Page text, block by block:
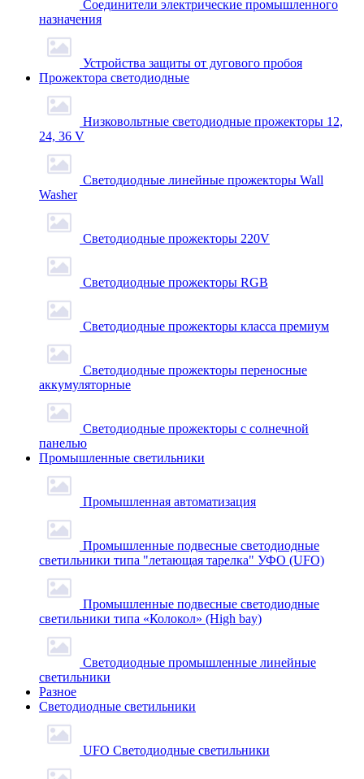
Соединители электрические промышленного
назначения
Устройства защиты от дугового пробоя
Прожектора светодиодные
Низковольтные светодиодные прожекторы 12,
24, 36 V
Светодиодные линейные прожекторы Wall
Washer
Светодиодные прожекторы 220V
Светодиодные прожекторы RGB
Светодиодные прожекторы класса премиум
Светодиодные прожекторы переносные
аккумуляторные
Светодиодные прожекторы с солнечной
панелью
Промышленные светильники
Промышленная автоматизация
Промышленные подвесные cветодиодные
светильники типа "летающая тарелка" УФО (UFO)
Промышленные подвесные cветодиодные
светильники типа «Колокол» (High bay)
Светодиодные промышленные линейные
светильники
Разное
Светодиодные светильники
UFO Светодиодные светильники